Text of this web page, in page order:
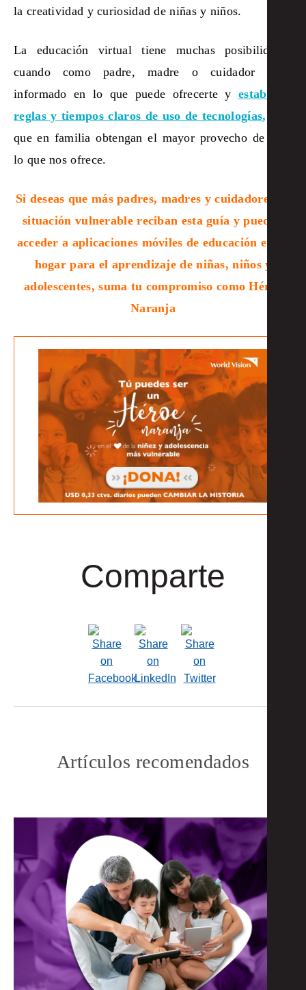
la creatividad y curiosidad de niñas y niños.
La educación virtual tiene muchas posibilidades
cuando como padre, madre o cuidador estás
informado en lo que puede ofrecerte y estableces
reglas y tiempos claros de uso de tecnologías,
que en familia obtengan el mayor provecho de todo
lo que nos ofrece.
Si deseas que más padres, madres y cuidadores en
situación vulnerable reciban esta guía y puedan
acceder a aplicaciones móviles de educación en su
hogar para el aprendizaje de niñas, niños y
adolescentes, suma tu compromiso como Héroe
Naranja
Comparte
Artículos recomendados